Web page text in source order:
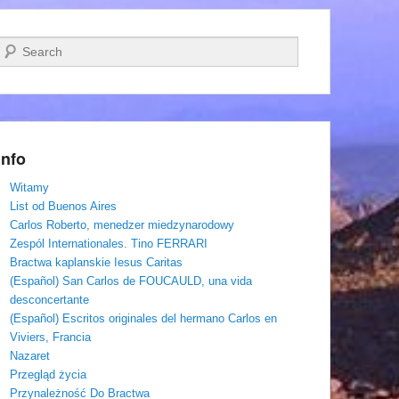
Szukaj
Witamy
List od Buenos Aires
Carlos Roberto, menedzer miedzynarodowy
Zespól Internationales. Tino FERRARI
Bractwa kaplanskie Iesus Caritas
(Español) San Carlos de FOUCAULD, una vida
desconcertante
(Español) Escritos originales del hermano Carlos en
Viviers, Francia
Nazaret
Przegląd życia
Przynależność Do Bractwa